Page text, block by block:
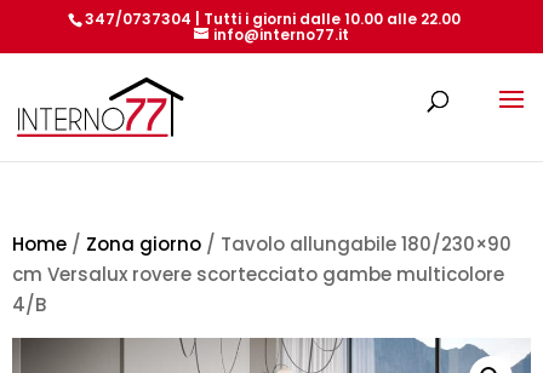
347/0737304 | Tutti i giorni dalle 10.00 alle 22.00
info@interno77.it
Home / Zona giorno / Tavolo allungabile 180/230×90
cm Versalux rovere scortecciato gambe multicolore
4/B